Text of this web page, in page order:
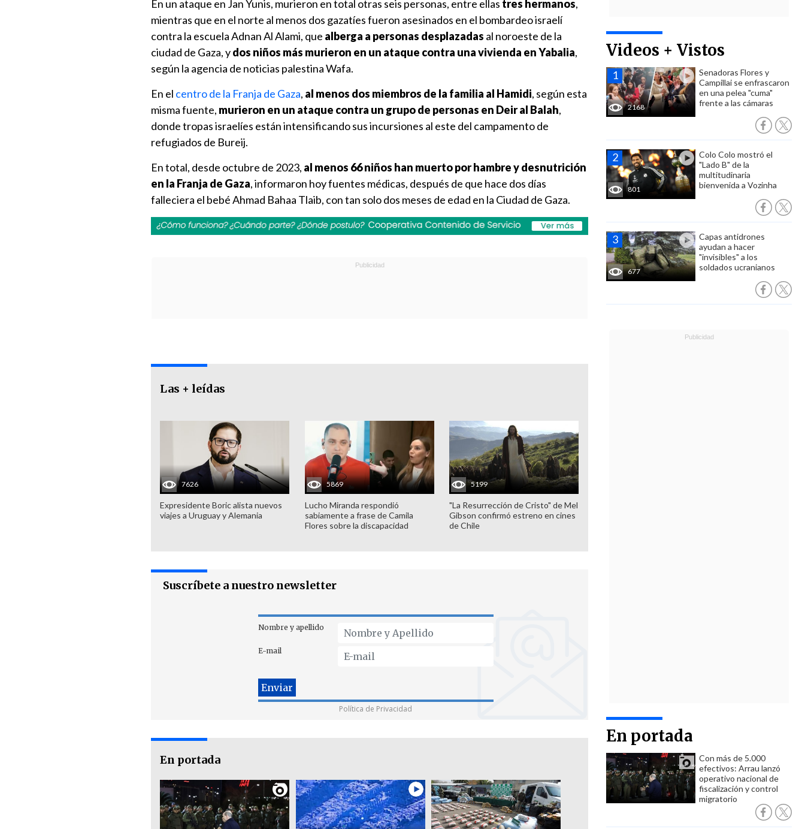
Videos + Vistos
2168
Senadoras Flores y
Campillai se enfrascaron
en una pelea "cuma"
frente a las cámaras
801
Colo Colo mostró el
"Lado B" de la
multitudinaria
bienvenida a Vozinha
677
Capas antidrones
ayudan a hacer
"invisibles" a los
soldados ucranianos
En portada
Con más de 5.000
efectivos: Arrau lanzó
operativo nacional de
fiscalización y control
migratorio
En un ataque en Jan Yunis, murieron en total otras seis personas, entre ellas tres hermanos,
mientras que en el norte al menos dos gazatíes fueron asesinados en el bombardeo israelí
contra la escuela Adnan Al Alami, que alberga a personas desplazadas al noroeste de la
ciudad de Gaza, ydos niños más murieron en un ataque contra una vivienda en Yabalia,
según la agencia de noticias palestina Wafa.
En el centro de la Franja de Gaza, al menos dos miembros de la familia al Hamidi, según esta
misma fuente, murieron en un ataque contra un grupo de personas en Deir al Balah,
donde tropas israelíes están intensificando sus incursiones al este del campamento de
refugiados de Bureij.
En total, desde octubre de 2023, al menos 66 niños han muerto por hambre y desnutrición
en la Franja de Gaza, informaron hoy fuentes médicas, después de que hace dos días
falleciera el bebé Ahmad Bahaa Tlaib, con tan solo dos meses de edad en la Ciudad de Gaza.
Las + leídas
7626
Expresidente Boric alista nuevos
viajes a Uruguay y Alemania
5869
Lucho Miranda respondió
sabiamente a frase de Camila
Flores sobre la discapacidad
5199
"La Resurrección de Cristo" de Mel
Gibson confirmó estreno en cines
de Chile
Suscríbete a nuestro newsletter
Nombre y apellido
E-mail
Política de Privacidad
En portada